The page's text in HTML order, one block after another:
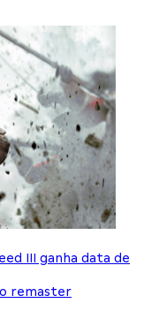
III ganha data de
remaster